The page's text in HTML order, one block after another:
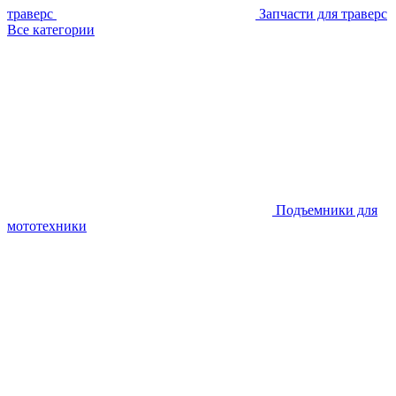
траверс
Запчасти для траверс
Все категории
Подъемники для
мототехники